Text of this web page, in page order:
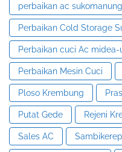
perbaikan ac
Perbaikan Cold Storage
Perbaikan cuci Ac midea-
Perbaikan Mesin Cuci
Ploso Krembung
Putat Gede Rejeni
Sales AC Sambikerep